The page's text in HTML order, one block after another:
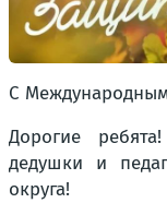
С
Дорогие
дедушки и
округа!